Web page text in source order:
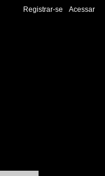
Registrar-se Acessar